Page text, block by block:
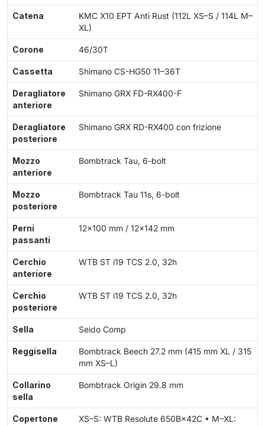
Catena
KMC X10 EPT Anti Rust (112L XS–S / 114L M–
XL)
Corone 46/30T
Cassetta Shimano CS-HG50 11–36T
Deragliatore
anteriore
Shimano GRX FD-RX400-F
Deragliatore
posteriore
Shimano GRX RD-RX400 con frizione
Mozzo
anteriore
Bombtrack Tau, 6-bolt
Mozzo
posteriore
Bombtrack Tau 11s, 6-bolt
Perni
passanti
12×100 mm / 12×142 mm
Cerchio
anteriore
WTB ST i19 TCS 2.0, 32h
Cerchio
posteriore
WTB ST i19 TCS 2.0, 32h
Sella Seido Comp
Reggisella
Bombtrack Beech 27.2 mm (415 mm XL / 315
mm XS–L)
Collarino
sella
Bombtrack Origin 29.8 mm
Copertone XS–S: WTB Resolute 650B×42C • M–XL: